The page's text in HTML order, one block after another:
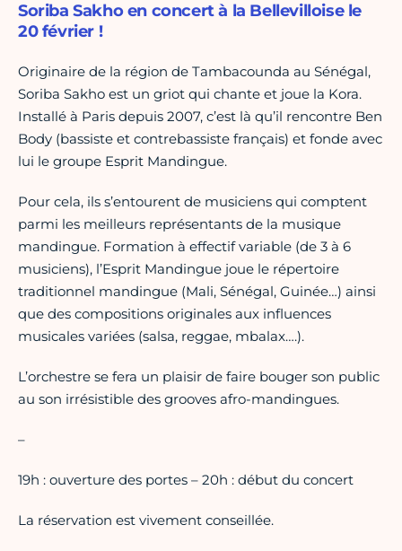
Soriba Sakho en concert à la Bellevilloise le
20 février !
Originaire de la région de Tambacounda au Sénégal,
Soriba Sakho est un griot qui chante et joue la Kora.
Installé à Paris depuis 2007, c’est là qu’il rencontre Ben
Body (bassiste et contrebassiste français) et fonde avec
lui le groupe Esprit Mandingue.
Pour cela, ils s’entourent de musiciens qui comptent
parmi les meilleurs représentants de la musique
mandingue. Formation à effectif variable (de 3 à 6
musiciens), l’Esprit Mandingue joue le répertoire
traditionnel mandingue (Mali, Sénégal, Guinée…) ainsi
que des compositions originales aux influences
musicales variées (salsa, reggae, mbalax….).
L’orchestre se fera un plaisir de faire bouger son public
au son irrésistible des grooves afro-mandingues.
–
19h : ouverture des portes – 20h : début du concert
La réservation est vivement conseillée.